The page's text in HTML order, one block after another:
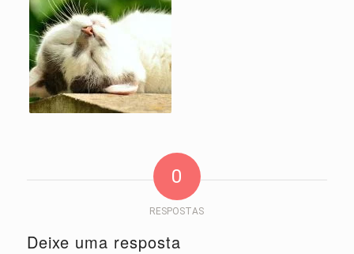
0
RESPOSTAS
Deixe uma resposta